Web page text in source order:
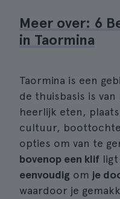
Meer over: 6
in Taormina
Taormina is een
de thuisbasis is
heerlijk eten,
cultuur,
opties om van te
bovenop een klif ligt
eenvoudig om je
waardoor je